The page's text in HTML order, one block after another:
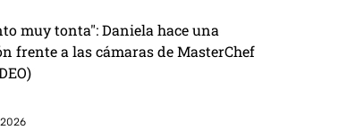
muy tonta": Daniela hace una
frente a las cámaras de MasterChef